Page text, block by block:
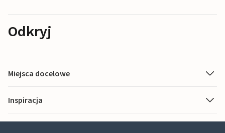
Odkryj
Miejsca docelowe
Inspiracja